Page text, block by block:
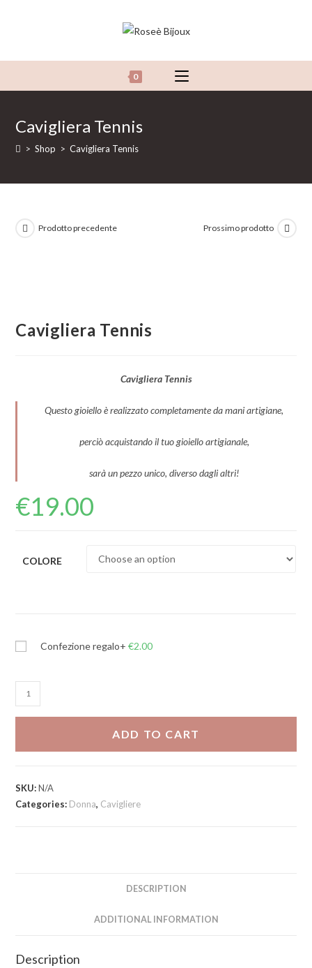
0
Cavigliera Tennis
> Shop > Cavigliera Tennis
Prodotto precedente Prossimo prodotto
Cavigliera Tennis
Cavigliera Tennis
Questo gioiello è realizzato completamente da mani artigiane,
perciò acquistando il tuo gioiello artigianale,
sarà un pezzo unico, diverso dagli altri!
€19.00
COLORE
Confezione regalo+ €2.00
Cavigliera
Tennis
ADD TO CART
SKU:N/A
Categories: Donna, Cavigliere
DESCRIPTION
ADDITIONAL INFORMATION
Description